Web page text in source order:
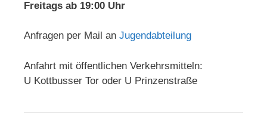
Freitags ab 19:00 Uhr
Anfragen per Mail an Jugendabteilung
Anfahrt mit öffentlichen Verkehrsmitteln:
U Kottbusser Tor oder U Prinzenstraße